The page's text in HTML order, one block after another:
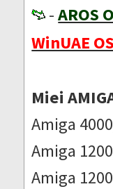
-AROS
WinUAE
Miei
Amiga
Amiga
Amiga